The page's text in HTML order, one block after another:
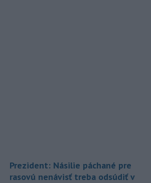
Prezident: Násilie páchané pre
rasovú nenávisť treba odsúdiť v